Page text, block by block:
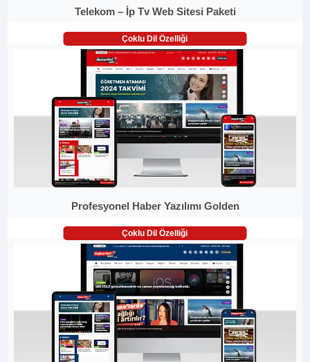
Telekom – İp Tv Web Sitesi Paketi
Çoklu Dil Özelliği
Profesyonel Haber Yazılımı Golden
Çoklu Dil Özelliği